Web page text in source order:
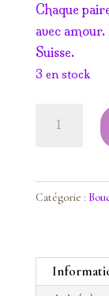
Chaque
avec
Suisse.
3 en stock
attrape-
Catégorie :